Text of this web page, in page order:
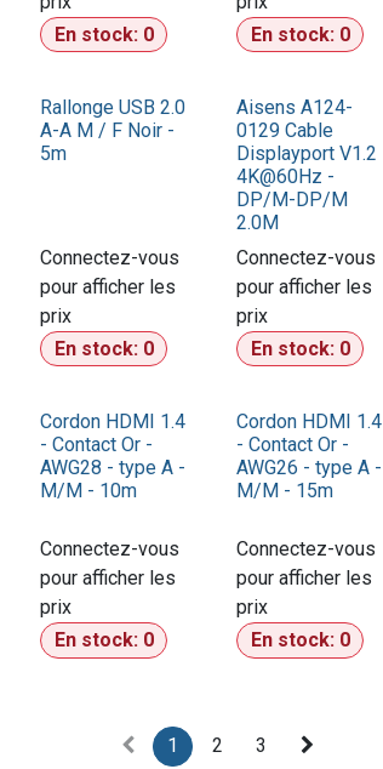
En stock: 0
En stock: 0
Rallonge USB 2.0
A-A M / F Noir -
5m
Connectez-vous
pour afficher les
prix​
En stock: 0
Aisens A124-
0129 Cable
Displayport V1.2
4K@60Hz -
DP/M-DP/M
2.0M
Connectez-vous
pour afficher les
prix​
En stock: 0
Cordon HDMI 1.4
- Contact Or -
AWG28 - type A -
M/M - 10m
Connectez-vous
pour afficher les
prix​
En stock: 0
Cordon HDMI 1.4
- Contact Or -
AWG26 - type A -
M/M - 15m
Connectez-vous
pour afficher les
prix​
En stock: 0
1 2 3